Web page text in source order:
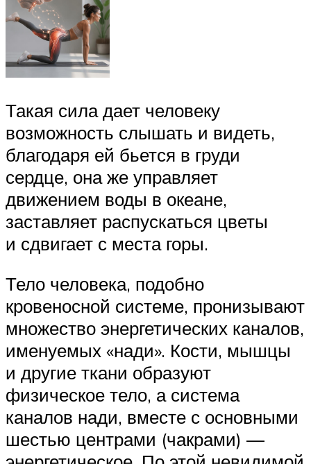
Такая сила дает человеку
возможность слышать и видеть,
благодаря ей бьется в груди
сердце, она же управляет
движением воды в океане,
заставляет распускаться цветы
и сдвигает с места горы.
Тело человека, подобно
кровеносной системе, пронизывают
множество энергетических каналов,
именуемых «нади». Кости, мышцы
и другие ткани образуют
физическое тело, а система
каналов нади, вместе с основными
шестью центрами (чакрами) —